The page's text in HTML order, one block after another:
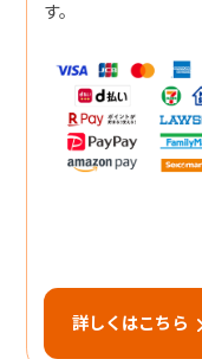
す。
詳しくはこちら